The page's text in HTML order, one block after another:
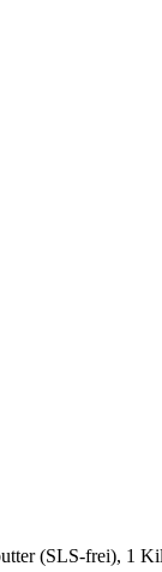
(SLS-frei), 1